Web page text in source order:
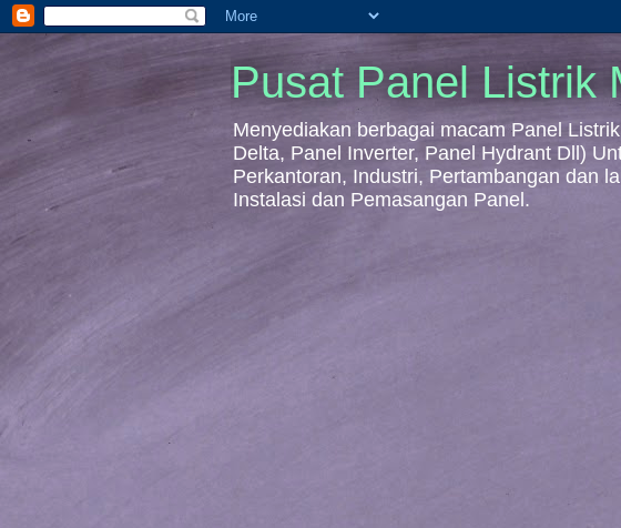
Pusat Panel Listrik
Menyediakan berbagai macam Panel
Delta, Panel Inverter, Panel Hydrant Dll)
Perkantoran, Industri, Pertambangan dan
Instalasi dan Pemasangan Panel.